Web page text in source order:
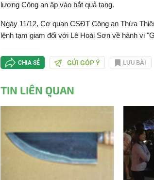
lượng Công an ập vào bắt quả tang.
Ngày 11/12, Cơ quan CSĐT Công an Thừa
lệnh tạm giam đối với Lê Hoài Sơn về hành vi
CHIA SẺ GỬI GÓP Ý LƯU BÀI
TIN LIÊN QUAN